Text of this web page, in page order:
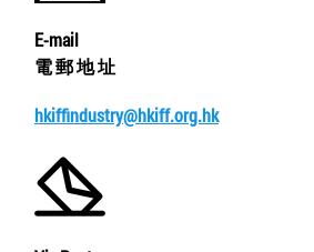
E-mail
電 郵 地 址
hkiffindustry@hkiff.org.hk